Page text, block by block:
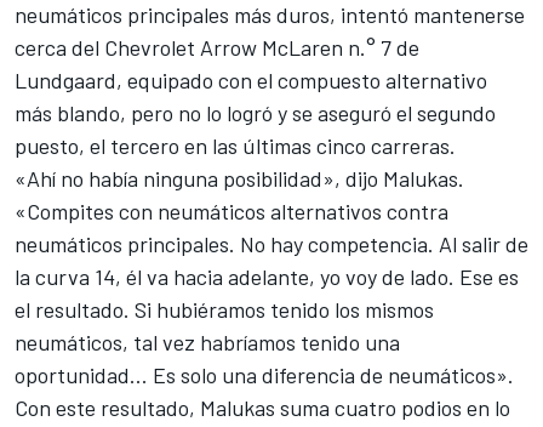
neumáticos principales más duros, intentó mantenerse
cerca del Chevrolet Arrow McLaren n.° 7 de
Lundgaard, equipado con el compuesto alternativo
más blando, pero no lo logró y se aseguró el segundo
puesto, el tercero en las últimas cinco carreras.
«Ahí no había ninguna posibilidad», dijo Malukas.
«Compites con neumáticos alternativos contra
neumáticos principales. No hay competencia. Al salir de
la curva 14, él va hacia adelante, yo voy de lado. Ese es
el resultado. Si hubiéramos tenido los mismos
neumáticos, tal vez habríamos tenido una
oportunidad... Es solo una diferencia de neumáticos».
Con este resultado, Malukas suma cuatro podios en lo